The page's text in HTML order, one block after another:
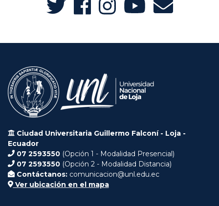
Ciudad Universitaria Guillermo Falconí - Loja -
Ecuador
07 2593550 (Opción 1 - Modalidad Presencial)
07 2593550 (Opción 2 - Modalidad Distancia)
Contáctanos: comunicacion@unl.edu.ec
Ver ubicación en el mapa